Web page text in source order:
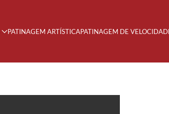
PATINAGEM ARTÍSTICAPATINAGEM DE